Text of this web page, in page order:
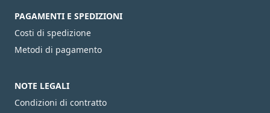
PAGAMENTI E SPEDIZIONI
Costi di spedizione
Metodi di pagamento
NOTE LEGALI
Condizioni di contratto